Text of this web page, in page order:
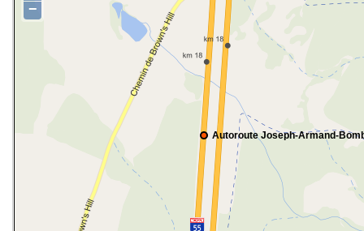
Autoroute Joseph-Armand-
−